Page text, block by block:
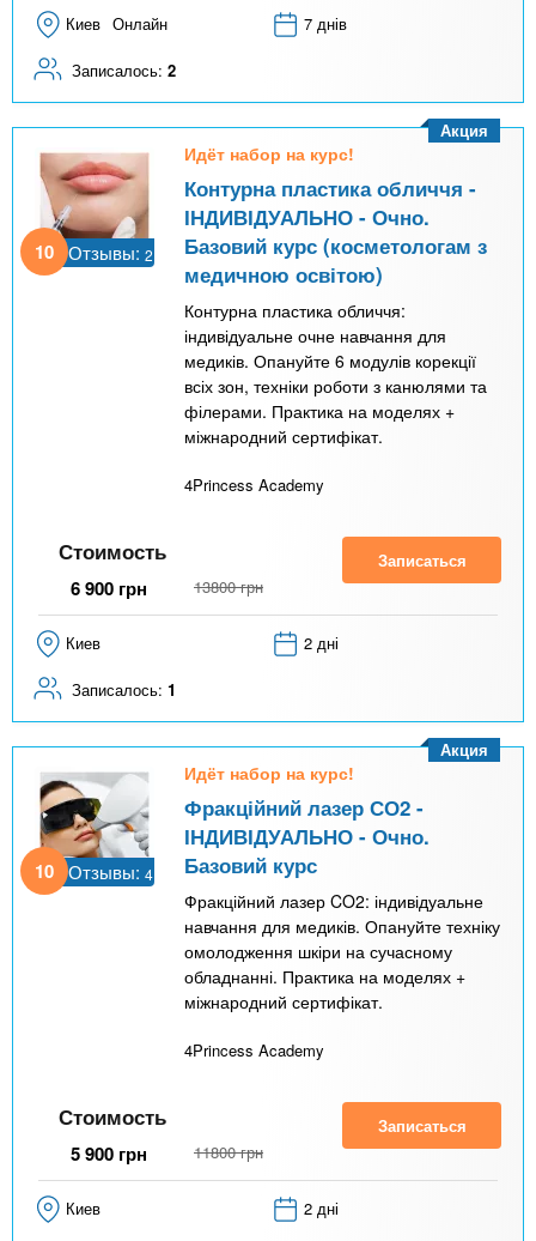
Киев Онлайн 7 днів
Записалось: 2
10 Отзывы: 2
Идёт набор на курс!
Контурна пластика обличчя -
ІНДИВІДУАЛЬНО - Очно.
Базовий курс (косметологам з
медичною освітою)
Контурна пластика обличчя:
індивідуальне очне навчання для
медиків. Опануйте 6 модулів корекції
всіх зон, техніки роботи з канюлями та
філерами. Практика на моделях +
міжнародний сертифікат.
4Princess Academy
Акция
Стоимость
6 900 грн 13800 грн
Записаться
Киев 2 дні
Записалось: 1
10 Отзывы: 4
Идёт набор на курс!
Фракційний лазер СО2 -
ІНДИВІДУАЛЬНО - Очно.
Базовий курс
Фракційний лазер CO2: індивідуальне
навчання для медиків. Опануйте техніку
омолодження шкіри на сучасному
обладнанні. Практика на моделях +
міжнародний сертифікат.
4Princess Academy
Акция
Стоимость
5 900 грн 11800 грн
Записаться
Киев 2 дні